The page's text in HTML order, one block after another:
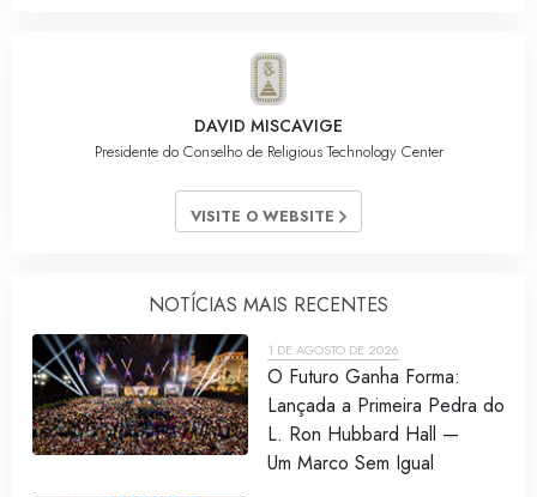
DAVID MISCAVIGE
Presidente do Conselho de Religious Technology Center
VISITE O WEBSITE
NOTÍCIAS MAIS RECENTES
1 DE AGOSTO DE 2026
O Futuro Ganha Forma:
Lançada a Primeira Pedra do
L. Ron Hubbard Hall —
Um Marco Sem Igual